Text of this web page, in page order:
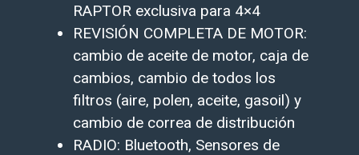
RAPTOR exclusiva para 4×4
REVISIÓN COMPLETA DE MOTOR:
cambio de aceite de motor, caja de
cambios, cambio de todos los
filtros (aire, polen, aceite, gasoil) y
cambio de correa de distribución
RADIO: Bluetooth, Sensores de